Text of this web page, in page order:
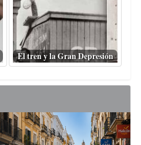
El tren y la Gran Depresión